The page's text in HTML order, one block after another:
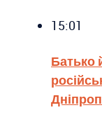
15:01
Батько